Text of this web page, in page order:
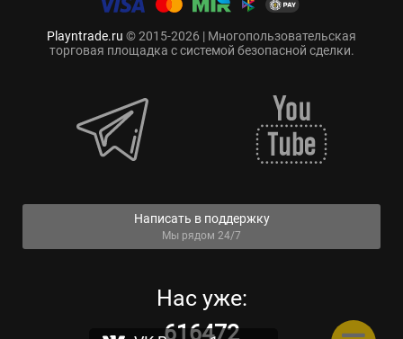
Playntrade.ru © 2015-2026 | Многопользовательская
торговая площадка с системой безопасной сделки.
Написать в поддержку
Мы рядом 24/7
Нас уже:
616472